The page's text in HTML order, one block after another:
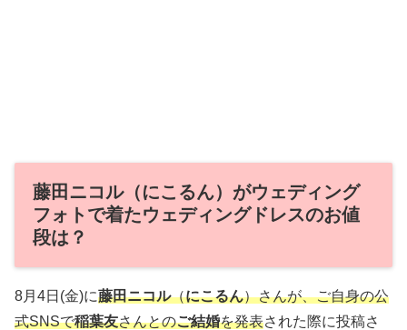
藤田ニコル（にこるん）がウェディング
フォトで着たウェディングドレスのお値
段は？
8月4日(金)に藤田ニコル（にこるん）さんが、ご自身の公
式SNSで稲葉友さんとのご結婚を発表された際に投稿さ